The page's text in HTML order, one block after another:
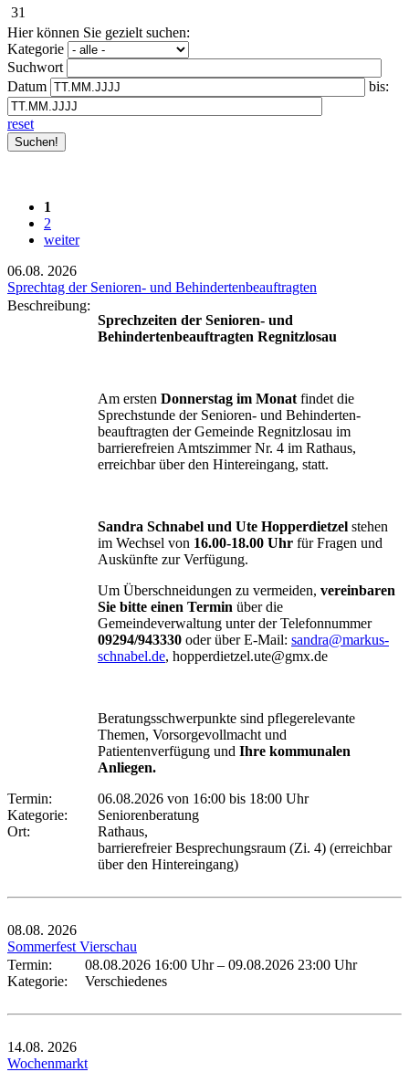
31
Hier können Sie gezielt suchen:
Kategorie
Suchwort
Datum
bis:
reset
1
2
weiter
06.08. 2026
Sprechtag der Senioren- und Behindertenbeauftragten
Beschreibung:
Sprechzeiten der Senioren- und
Behindertenbeauftragten Regnitzlosau
Am ersten Donnerstag im Monat findet die
Sprechstunde der Senioren- und Behinderten-
beauftragten der Gemeinde Regnitzlosau im
barrierefreien Amtszimmer Nr. 4 im Rathaus,
erreichbar über den Hintereingang, statt.
Sandra Schnabel und Ute Hopperdietzel stehen
im Wechsel von 16.00-18.00 Uhr für Fragen und
Auskünfte zur Verfügung.
Um Überschneidungen zu vermeiden, vereinbaren
Sie bitte einen Termin über die
Gemeindeverwaltung unter der Telefonnummer
09294/943330 oder über E-Mail: sandra@markus-
schnabel.de, hopperdietzel.ute@gmx.de
Beratungsschwerpunkte sind pflegerelevante
Themen, Vorsorgevollmacht und
Patientenverfügung und Ihre kommunalen
Anliegen.
Termin:
06.08.2026 von 16:00 bis 18:00 Uhr
Kategorie:
Seniorenberatung
Ort:
Rathaus,
barrierefreier Besprechungsraum (Zi. 4) (erreichbar
über den Hintereingang)
08.08. 2026
Sommerfest Vierschau
Termin:
08.08.2026 16:00 Uhr– 09.08.2026 23:00 Uhr
Kategorie:
Verschiedenes
14.08. 2026
Wochenmarkt